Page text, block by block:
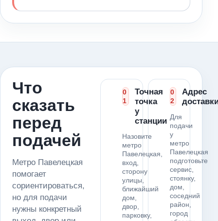
Что
сказать
перед
подачей
Метро Павелецкая
помогает
сориентироваться,
но для подачи
нужны конкретный
0
1
Точная
точка
у
станции
Назовите
метро
Павелецкая,
вход,
сторону
улицы,
ближайший
дом,
двор,
парковку,
0
2
Адрес
Для
подачи
у
метро
Павелецкая
подготовьте
сервис,
стоянку,
дом,
соседний
район,
город